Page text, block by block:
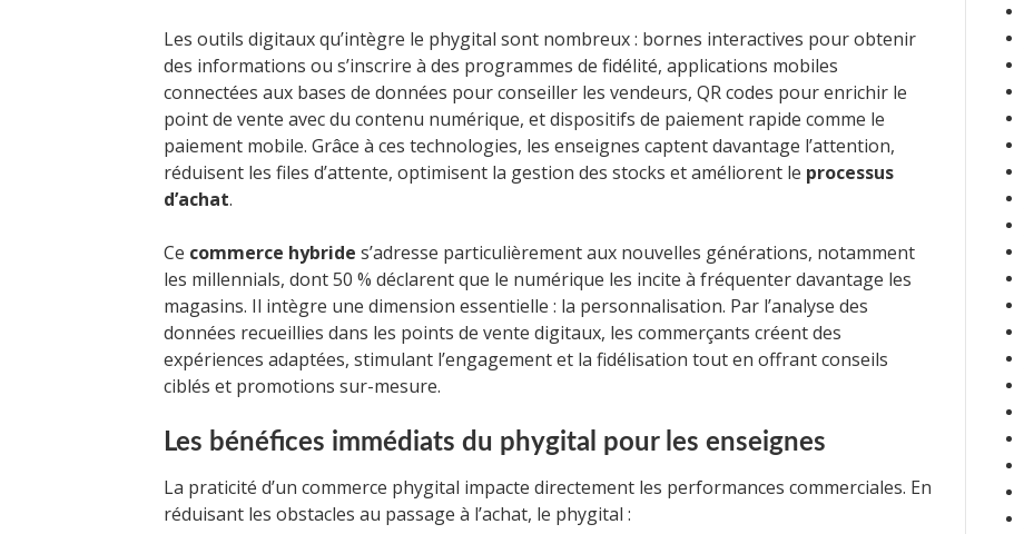
Les outils digitaux qu’intègre le phygital sont nombreux : bornes interactives pour obtenir
des informations ou s’inscrire à des programmes de fidélité, applications mobiles
connectées aux bases de données pour conseiller les vendeurs, QR codes pour enrichir le
point de vente avec du contenu numérique, et dispositifs de paiement rapide comme le
paiement mobile. Grâce à ces technologies, les enseignes captent davantage l’attention,
réduisent les files d’attente, optimisent la gestion des stocks et améliorent le processus
d’achat.
Ce commerce hybride s’adresse particulièrement aux nouvelles générations, notamment
les millennials, dont 50 % déclarent que le numérique les incite à fréquenter davantage les
magasins. Il intègre une dimension essentielle : la personnalisation. Par l’analyse des
données recueillies dans les points de vente digitaux, les commerçants créent des
expériences adaptées, stimulant l’engagement et la fidélisation tout en offrant conseils
ciblés et promotions sur-mesure.
Les bénéfices immédiats du phygital pour les enseignes
La praticité d’un commerce phygital impacte directement les performances commerciales. En
réduisant les obstacles au passage à l’achat, le phygital :